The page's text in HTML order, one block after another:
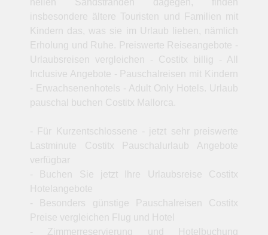
hellen Sandstränden dagegen, finden
insbesondere ältere Touristen und Familien mit
Kindern das, was sie im Urlaub lieben, nämlich
Erholung und Ruhe. Preiswerte Reiseangebote -
Urlaubsreisen vergleichen - Costitx billig - All
Inclusive Angebote - Pauschalreisen mit Kindern
- Erwachsenenhotels - Adult Only Hotels. Urlaub
pauschal buchen Costitx Mallorca.
- Für Kurzentschlossene - jetzt sehr preiswerte
Lastminute Costitx Pauschalurlaub Angebote
verfügbar
- Buchen Sie jetzt Ihre Urlaubsreise Costitx
Hotelangebote
- Besonders günstige Pauschalreisen Costitx
Preise vergleichen Flug und Hotel
- Zimmerreservierung und Hotelbuchung